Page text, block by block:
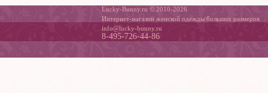
Lucky-Bunny.ru © 2010-2026
Интернет-магазин женской одежды больших размеров
info@lucky-bunny.ru
8-495-726-44-86